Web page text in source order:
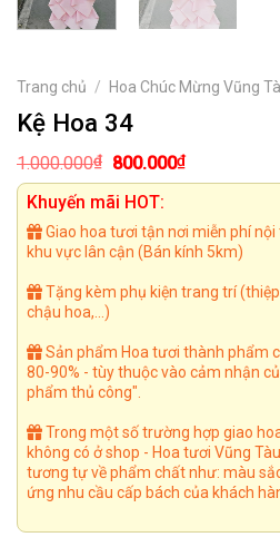
Trang chủ / Hoa Chúc Mừng Vũng
Kệ Hoa 34
1.000.000₫
Giá
là:
1.000.000₫.
800.000₫Giá
800.000₫.
Khuyến mãi HOT:
Giao hoa tươi tận nơi miễn phí
khu vực lân cận (Bán kính 5km)
Tặng kèm phụ kiện trang trí
chậu hoa,...)
Sản phẩm Hoa tươi thành phẩm
80-90% - tùy thuộc vào cảm nhận
phẩm thủ công".
Trong một số trường hợp giao
không có ở shop - Hoa tươi Vũng
tương tự về phẩm chất như: màu
ứng nhu cầu cấp bách của khách